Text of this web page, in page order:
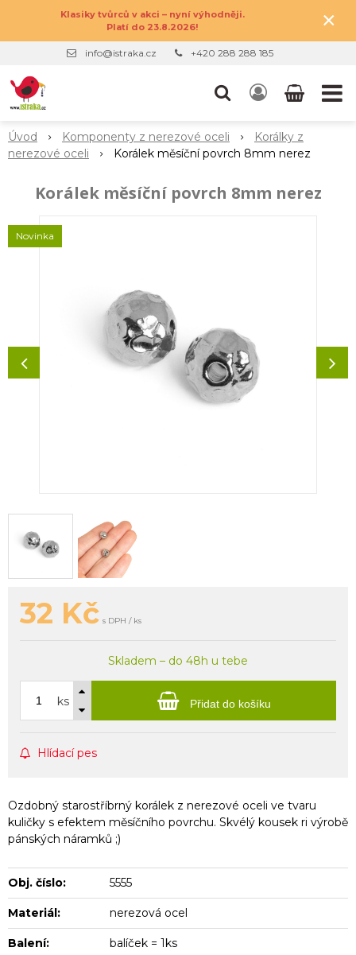
Klasiky tvůrců v akci – nyní výhodněji.
Platí do 23.8.2026!
×
info@istraka.cz +420 288 288 185
Úvod Komponenty z nerezové oceli
Korálky z
nerezové oceli
Korálek měsíční povrch 8mm nerez
Korálek měsíční povrch 8mm nerez
Novinka
32 Kč s DPH / ks
Skladem – do 48h u tebe
ks Přidat do košíku
Hlídací pes
Ozdobný starostříbrný korálek z nerezové oceli ve tvaru
kuličky s efektem měsíčního povrchu. Skvélý kousek ri výrobě
pánských náramků ;)
Obj. číslo: 5555
Materiál: nerezová ocel
Balení: balíček = 1ks